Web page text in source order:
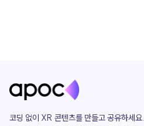
코딩 없이 XR 콘텐츠를 만들고 공유하세요.